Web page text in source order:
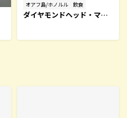
オアフ島/ホノルル 飲食
ダイヤモンドヘッド・マー